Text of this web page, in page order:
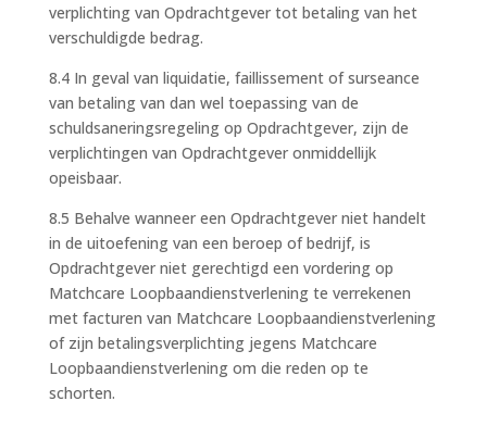
verplichting van Opdrachtgever tot betaling van het
verschuldigde bedrag.
8.4 In geval van liquidatie, faillissement of surseance
van betaling van dan wel toepassing van de
schuldsaneringsregeling op Opdrachtgever, zijn de
verplichtingen van Opdrachtgever onmiddellijk
opeisbaar.
8.5 Behalve wanneer een Opdrachtgever niet handelt
in de uitoefening van een beroep of bedrijf, is
Opdrachtgever niet gerechtigd een vordering op
Matchcare Loopbaandienstverlening te verrekenen
met facturen van Matchcare Loopbaandienstverlening
of zijn betalingsverplichting jegens Matchcare
Loopbaandienstverlening om die reden op te
schorten.